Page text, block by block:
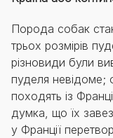
Порода собак
трьох розмірів
різновиди були
пуделя невідоме;
походять із
думка, що їх
у Франції